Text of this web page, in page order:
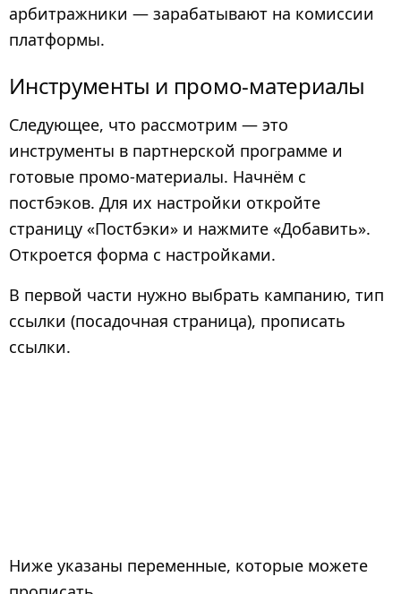
арбитражники — зарабатывают на комиссии
платформы.
Инструменты и промо-материалы
Следующее, что рассмотрим — это
инструменты в партнерской программе и
готовые промо-материалы. Начнём с
постбэков. Для их настройки откройте
страницу «Постбэки» и нажмите «Добавить».
Откроется форма с настройками.
В первой части нужно выбрать кампанию, тип
ссылки (посадочная страница), прописать
ссылки.
Ниже указаны переменные, которые можете